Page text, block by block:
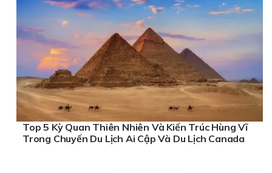
Top 5 Kỳ Quan Thiên Nhiên Và Kiến Trúc Hùng Vĩ
Trong Chuyến Du Lịch Ai Cập Và Du Lịch Canada